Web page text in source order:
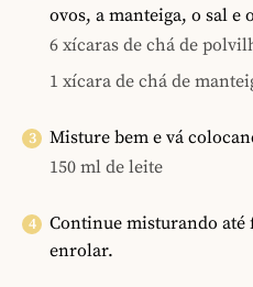
ovos, a manteiga, o sal e
6 xícaras de chá de
1 xícara de chá de
Misture bem e vá
150 ml de leite
Continue misturando até
enrolar.